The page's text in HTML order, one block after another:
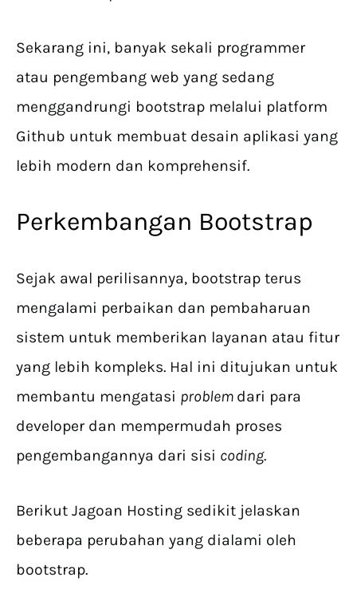
Sekarang ini, banyak sekali programmer
atau pengembang web yang sedang
menggandrungi bootstrap melalui platform
Github untuk membuat desain aplikasi yang
lebih modern dan komprehensif.
Perkembangan Bootstrap
Sejak awal perilisannya, bootstrap terus
mengalami perbaikan dan pembaharuan
sistem untuk memberikan layanan atau fitur
yang lebih kompleks. Hal ini ditujukan untuk
membantu mengatasi problem dari para
developer dan mempermudah proses
pengembangannya dari sisi coding.
Berikut Jagoan Hosting sedikit jelaskan
beberapa perubahan yang dialami oleh
bootstrap.